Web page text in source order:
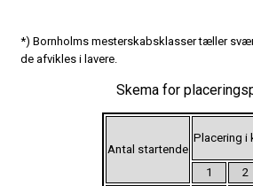
*) Bornholms mesterskabsklasser tæller
de afvikles i lavere.
Skema for
Antal startende
Placering i
1 2